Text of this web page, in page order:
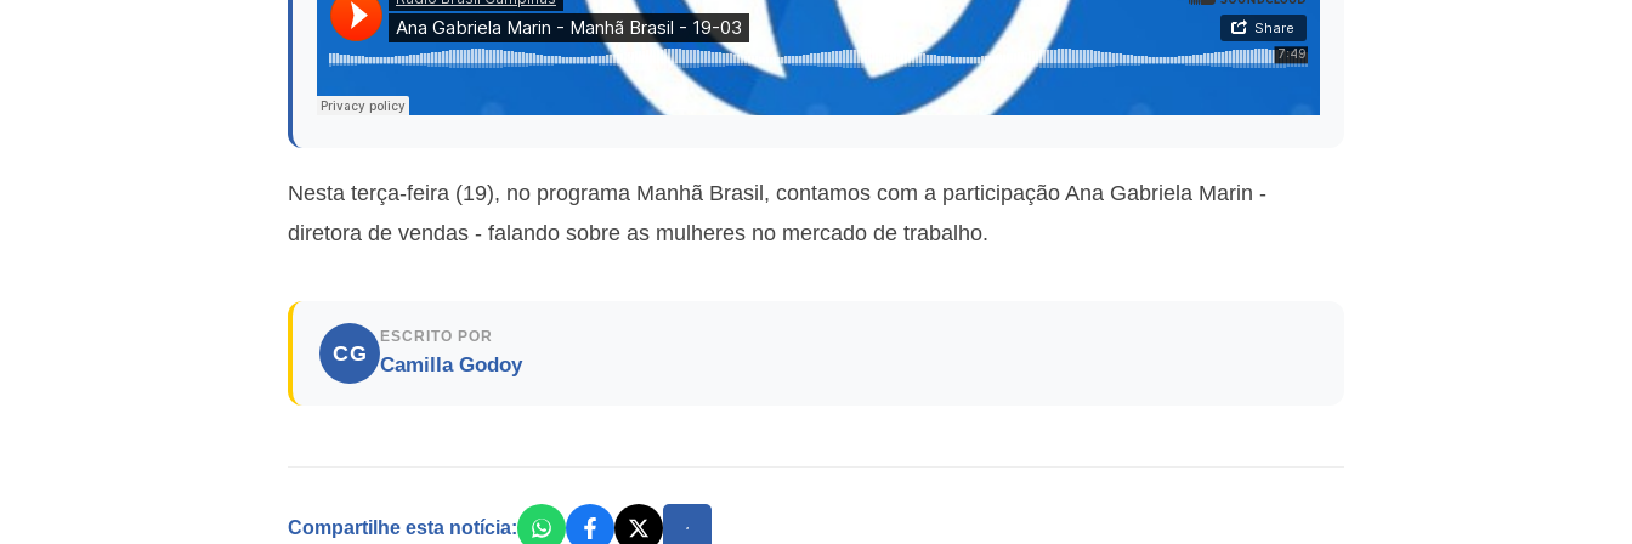
Nesta terça-feira (19), no programa Manhã Brasil, contamos com a participação Ana Gabriela Marin -
diretora de vendas - falando sobre as mulheres no mercado de trabalho.
CG
ESCRITO POR
Camilla Godoy
Compartilhe esta notícia: